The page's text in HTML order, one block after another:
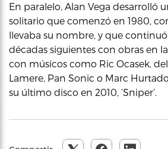
En paralelo, Alan Vega desarrolló
solitario que comenzó en 1980,
llevaba su nombre, y que
décadas siguientes con obras en
con músicos como Ric Ocasek,
Lamere, Pan Sonic o Marc
su último disco en 2010, ‘Sniper’.